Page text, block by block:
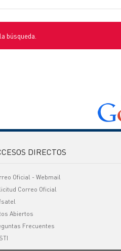
búsqueda.
DIRECTOS
Oficial - Webmail
Correo Oficial
Abiertos
Frecuentes